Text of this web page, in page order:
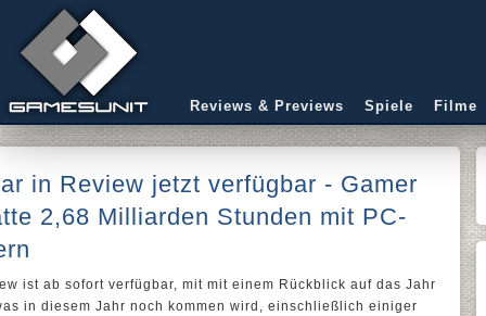
Reviews & Previews Spiele Filme
in Review jetzt verfügbar - Gamer
2,68 Milliarden Stunden mit PC-
ist ab sofort verfügbar, mit mit einem Rückblick auf das Jahr
in diesem Jahr noch kommen wird, einschließlich einiger